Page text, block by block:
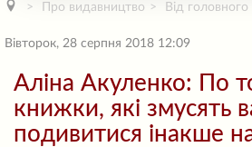
Про видавництво Від
Вівторок, 28 серпня 2018 12:09
Аліна Акуленко: По
книжки, які змусять
подивитися інакше